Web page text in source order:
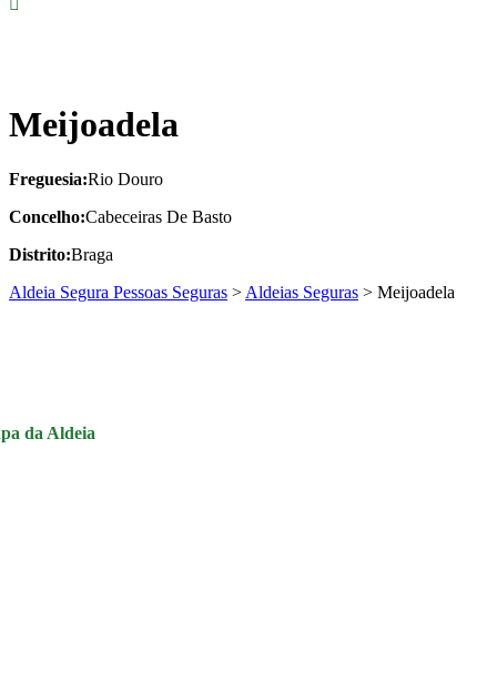
Meijoadela
Freguesia:Rio Douro
Concelho:Cabeceiras De Basto
Distrito:Braga
Aldeia Segura Pessoas Seguras > Aldeias Seguras > Meijoadela
da Aldeia